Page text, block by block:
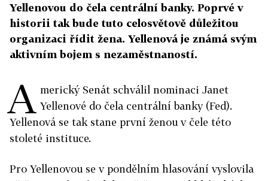
Yellenovou do čela centrální banky. Poprvé v
historii tak bude tuto celosvětově důležitou
organizaci řídit žena. Yellenová je známá svým
aktivním bojem s nezaměstnaností.
A merický Senát schválil nominaci Janet
Yellenové do čela centrální banky (Fed).
Yellenová se tak stane první ženou v čele této
stoleté instituce.
Pro Yellenovou se v pondělním hlasování vyslovila